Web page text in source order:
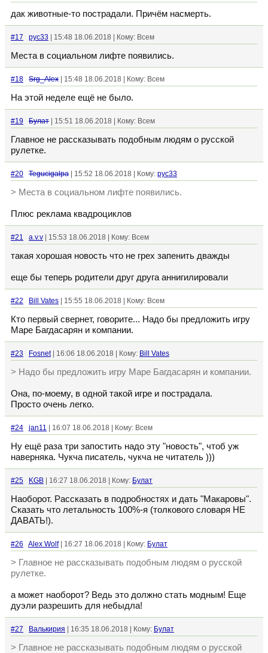
дак животные-то пострадали. Причём насмерть.
#17 рус33 | 15:48 18.06.2018 | Кому: Всем
Места в социальном лифте появились.
#18 Srg_Alex | 15:48 18.06.2018 | Кому: Всем
На этой неделе ещё не было.
#19 Булат | 15:51 18.06.2018 | Кому: Всем
Главное не рассказывать подобным людям о русской
рулетке.
#20 Tegucigalpa | 15:52 18.06.2018 | Кому: рус33
> Места в социальном лифте появились.
Плюс реклама квадроциклов
#21 a.v.v | 15:53 18.06.2018 | Кому: Всем
такая хорошая новость что не грех запенить дважды
еще бы теперь родители друг друга аннигилировали
#22 Bill Vates | 15:55 18.06.2018 | Кому: Всем
Кто первый свернет, говорите... Надо бы предложить игру
Маре Багдасарян и компании.
#23 Fosnet| 16:06 18.06.2018 | Кому: Bill Vates
> Надо бы предложить игру Маре Багдасарян и компании.
Она, по-моему, в одной такой игре и пострадала.
Просто очень легко.
#24 jan11 | 16:07 18.06.2018 | Кому: Всем
Ну ещё раза три запостить надо эту "новость", чтоб уж
наверняка. Чукча писатель, чукча не читатель )))
#25 KGB | 16:27 18.06.2018 | Кому: Булат
Наоборот. Рассказать в подробностях и дать "Макаровы".
Сказать что летальность 100%-я (толкового словаря НЕ
ДАВАТЬ!).
#26 Alex Wolf| 16:27 18.06.2018 | Кому: Булат
> Главное не рассказывать подобным людям о русской
рулетке.
а может наоборот? Ведь это должно стать модным! Еще
дуэли разрешить для небыдла!
#27 Валькирия | 16:35 18.06.2018 | Кому: Булат
> Главное не рассказывать подобным людям о русской